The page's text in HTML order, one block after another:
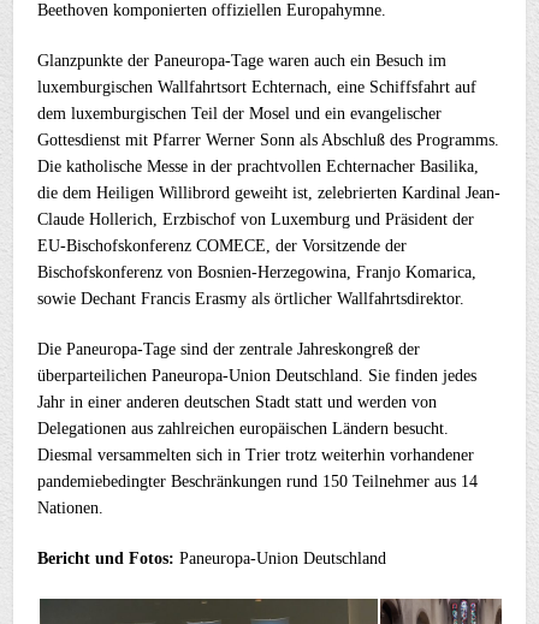
Beethoven komponierten offiziellen Europahymne.
Glanzpunkte der Paneuropa-Tage waren auch ein Besuch im
luxemburgischen Wallfahrtsort Echternach, eine Schiffsfahrt auf
dem luxemburgischen Teil der Mosel und ein evangelischer
Gottesdienst mit Pfarrer Werner Sonn als Abschluß des Programms.
Die katholische Messe in der prachtvollen Echternacher Basilika,
die dem Heiligen Willibrord geweiht ist, zelebrierten Kardinal Jean-
Claude Hollerich, Erzbischof von Luxemburg und Präsident der
EU-Bischofskonferenz COMECE, der Vorsitzende der
Bischofskonferenz von Bosnien-Herzegowina, Franjo Komarica,
sowie Dechant Francis Erasmy als örtlicher Wallfahrtsdirektor.
Die Paneuropa-Tage sind der zentrale Jahreskongreß der
überparteilichen Paneuropa-Union Deutschland. Sie finden jedes
Jahr in einer anderen deutschen Stadt statt und werden von
Delegationen aus zahlreichen europäischen Ländern besucht.
Diesmal versammelten sich in Trier trotz weiterhin vorhandener
pandemiebedingter Beschränkungen rund 150 Teilnehmer aus 14
Nationen.
Bericht und Fotos: Paneuropa-Union Deutschland